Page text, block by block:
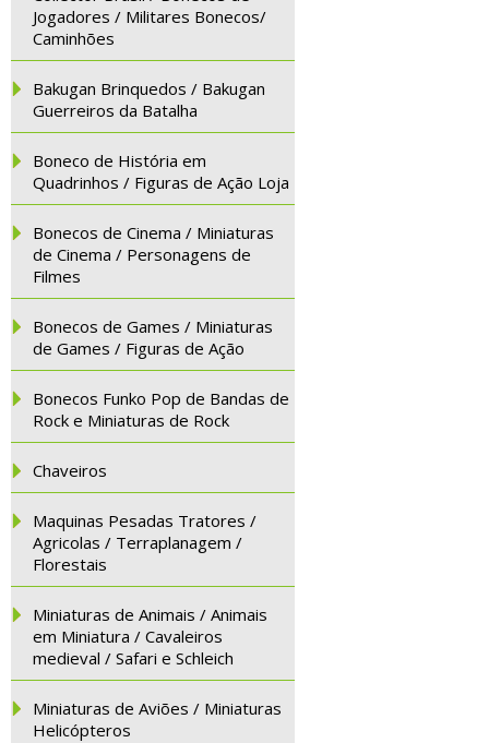
Jogadores / Militares Bonecos/
Caminhões
Bakugan Brinquedos / Bakugan
Guerreiros da Batalha
Boneco de História em
Quadrinhos / Figuras de Ação Loja
Bonecos de Cinema / Miniaturas
de Cinema / Personagens de
Filmes
Bonecos de Games / Miniaturas
de Games / Figuras de Ação
Bonecos Funko Pop de Bandas de
Rock e Miniaturas de Rock
Chaveiros
Maquinas Pesadas Tratores /
Agricolas / Terraplanagem /
Florestais
Miniaturas de Animais / Animais
em Miniatura / Cavaleiros
medieval / Safari e Schleich
Miniaturas de Aviões / Miniaturas
Helicópteros